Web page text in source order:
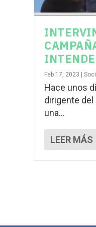
Feb 17, 2023 |
Hace unos
dirigente del
una...
LEER MÁS